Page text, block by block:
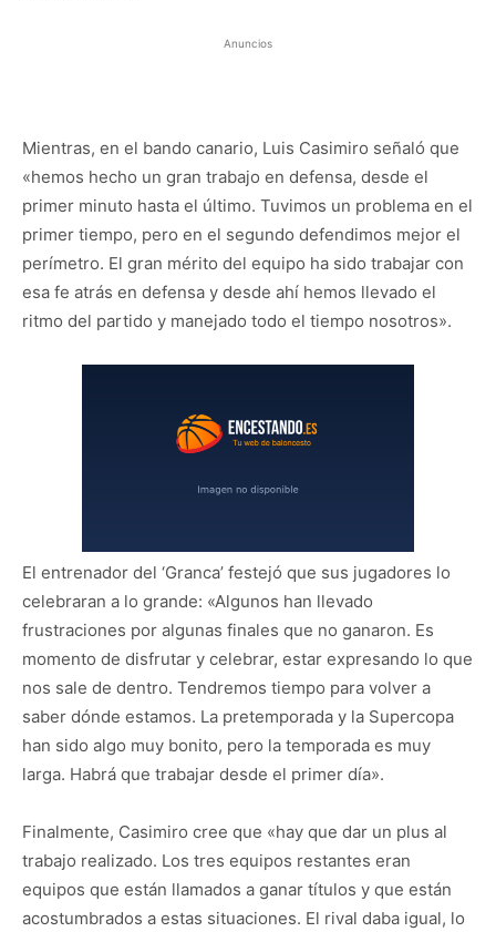
Anuncios
Mientras, en el bando canario, Luis Casimiro señaló que
«hemos hecho un gran trabajo en defensa, desde el
primer minuto hasta el último. Tuvimos un problema en el
primer tiempo, pero en el segundo defendimos mejor el
perímetro. El gran mérito del equipo ha sido trabajar con
esa fe atrás en defensa y desde ahí hemos llevado el
ritmo del partido y manejado todo el tiempo nosotros».
El entrenador del ‘Granca’ festejó que sus jugadores lo
celebraran a lo grande: «Algunos han llevado
frustraciones por algunas finales que no ganaron. Es
momento de disfrutar y celebrar, estar expresando lo que
nos sale de dentro. Tendremos tiempo para volver a
saber dónde estamos. La pretemporada y la Supercopa
han sido algo muy bonito, pero la temporada es muy
larga. Habrá que trabajar desde el primer día».
Finalmente, Casimiro cree que «hay que dar un plus al
trabajo realizado. Los tres equipos restantes eran
equipos que están llamados a ganar títulos y que están
acostumbrados a estas situaciones. El rival daba igual, lo